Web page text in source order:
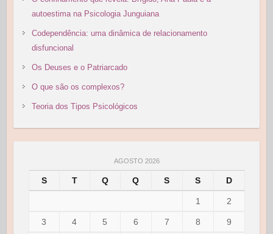
autoestima na Psicologia Junguiana
Codependência: uma dinâmica de relacionamento
disfuncional
Os Deuses e o Patriarcado
O que são os complexos?
Teoria dos Tipos Psicológicos
AGOSTO 2026
S T Q Q S S D
1 2
3 4 5 6 7 8 9